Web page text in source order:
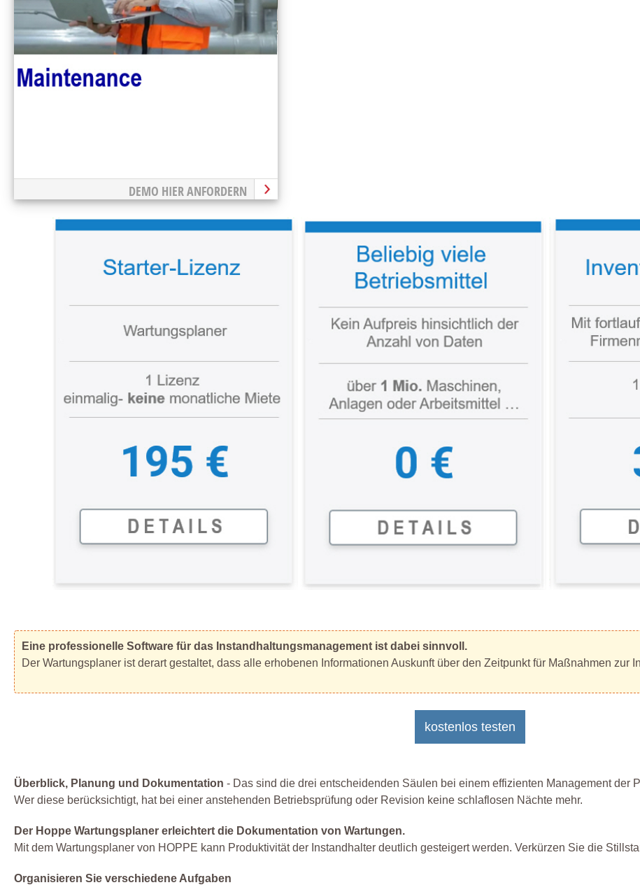
DEMO HIER ANFORDERN
Eine professionelle Software für das Instandhaltungsmanagement ist dabei sinnvoll.
Der Wartungsplaner ist derart gestaltet, dass alle erhobenen Informationen Auskunft über den Zeitpunkt für Maßnahmen zur
kostenlos testen
Überblick, Planung und Dokumentation - Das sind die drei entscheidenden Säulen bei einem effizienten Management der
Wer diese berücksichtigt, hat bei einer anstehenden Betriebsprüfung oder Revision keine schlaflosen Nächte mehr.
Der Hoppe Wartungsplaner erleichtert die Dokumentation von Wartungen.
Mit dem Wartungsplaner von HOPPE kann Produktivität der Instandhalter deutlich gesteigert werden. Verkürzen Sie die
Organisieren Sie verschiedene Aufgaben